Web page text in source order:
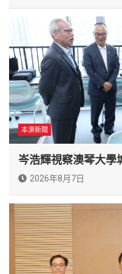
本澳新聞
岑浩輝視察澳琴大學
2026年8月7日